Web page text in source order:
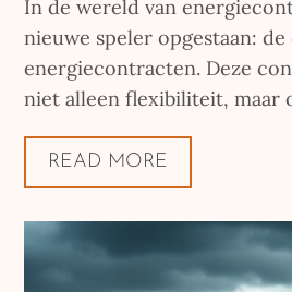
In de wereld van
nieuwe speler opgestaan:
energiecontracten. Deze
niet alleen flexibiliteit, maar
READ MORE